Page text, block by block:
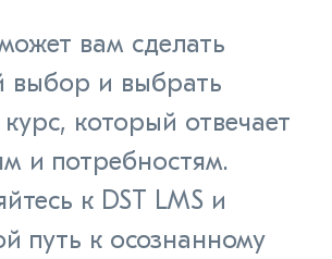
вам сделать
выбор и выбрать
который отвечает
и потребностям.
к DST LMS и
путь к осознанному